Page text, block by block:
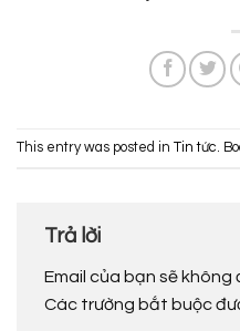
This entry was posted in Tin tức.
Trả lời
Email của bạn sẽ không
Các trường bắt buộc